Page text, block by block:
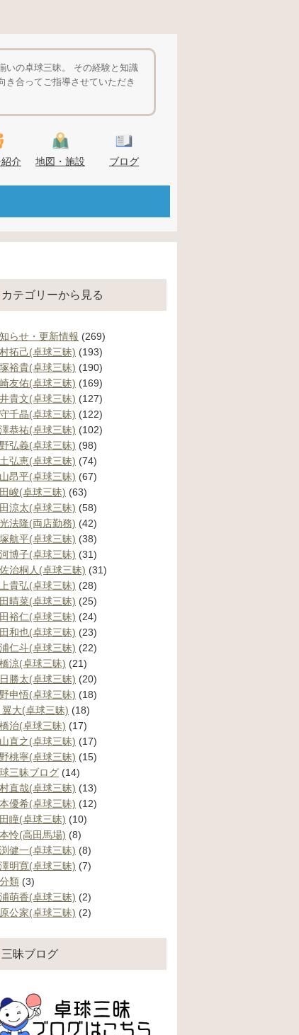
いの卓球三昧。 その経験と知識
き合ってご指導させていただき
介 地図・施設 ブログ
カテゴリーから見る
らせ・更新情報 (269)
拓己(卓球三昧) (193)
裕貴(卓球三昧) (190)
友佑(卓球三昧) (169)
貴文(卓球三昧) (127)
千晶(卓球三昧) (122)
恭祐(卓球三昧) (102)
弘義(卓球三昧) (98)
弘恵(卓球三昧) (74)
昂平(卓球三昧) (67)
峻(卓球三昧) (63)
涼太(卓球三昧) (58)
法隆(両店勤務) (42)
航平(卓球三昧) (38)
博子(卓球三昧) (31)
治桐人(卓球三昧) (31)
貴弘(卓球三昧) (28)
晴菜(卓球三昧) (25)
裕仁(卓球三昧) (24)
和也(卓球三昧) (23)
仁斗(卓球三昧) (22)
涼(卓球三昧) (21)
勝太(卓球三昧) (20)
申悟(卓球三昧) (18)
翼大(卓球三昧) (18)
治(卓球三昧) (17)
直之(卓球三昧) (17)
桃寧(卓球三昧) (15)
三昧ブログ (14)
直哉(卓球三昧) (13)
優希(卓球三昧) (12)
瞳(卓球三昧) (10)
怜(高田馬場) (8)
健一(卓球三昧) (8)
明寛(卓球三昧) (7)
類 (3)
萌香(卓球三昧) (2)
公家(卓球三昧) (2)
三昧ブログ